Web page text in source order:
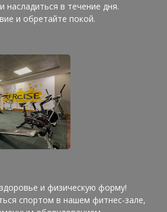
насладиться в течение дня.
и обретайте покой.
и физическую форму!
спортом в нашем фитнес-зале,